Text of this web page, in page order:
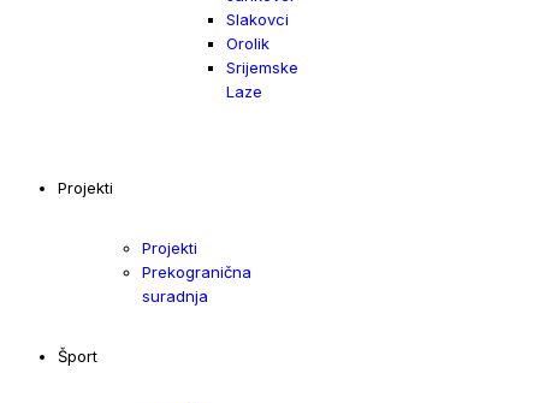
Slakovci
Orolik
Srijemske
Laze
Projekti
Projekti
Prekogranična
suradnja
Šport